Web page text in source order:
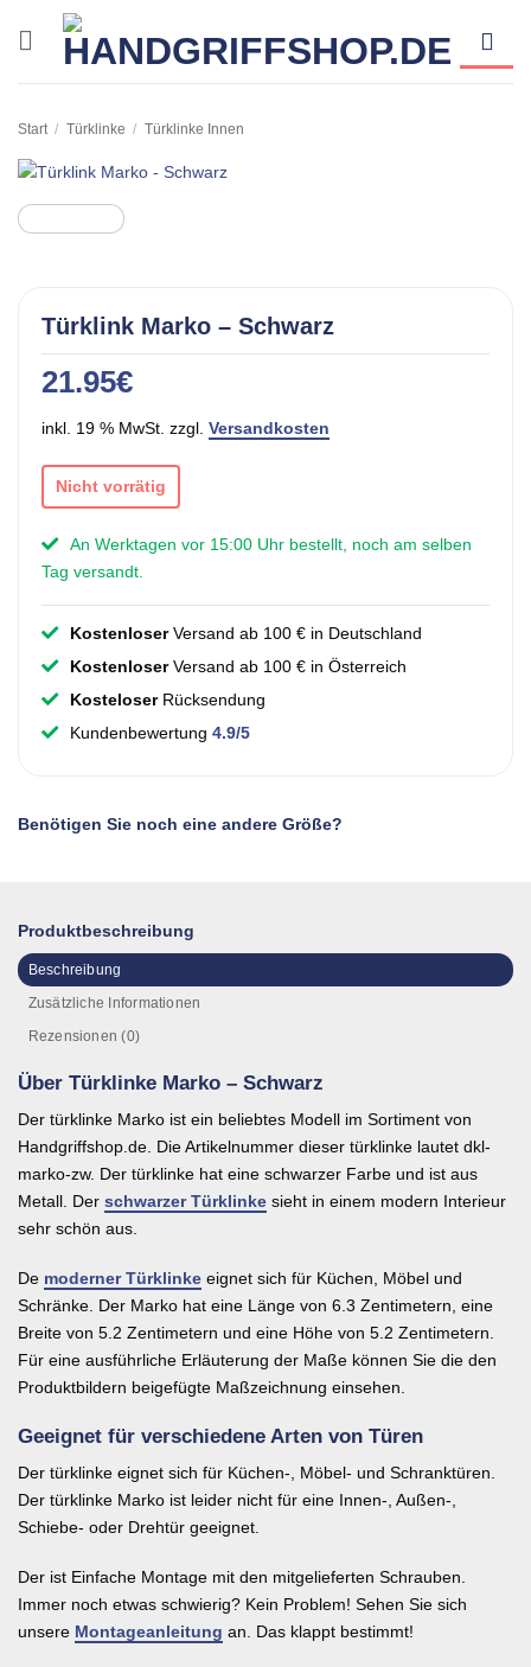
Start / Türklinke / Türklinke Innen
Türklink Marko – Schwarz
21.95€
inkl. 19 % MwSt. zzgl. Versandkosten
Nicht vorrätig
An Werktagen vor 15:00 Uhr bestellt, noch am selben
Tag versandt.
KostenloserVersand ab 100 € in Deutschland
KostenloserVersand ab 100 € in Österreich
Kosteloser Rücksendung
Kundenbewertung 4.9/5
Benötigen Sie noch eine andere Größe?
Produktbeschreibung
Beschreibung
Zusätzliche Informationen
Rezensionen (0)
Über Türklinke Marko – Schwarz
Der türklinke Marko ist ein beliebtes Modell im Sortiment von
Handgriffshop.de. Die Artikelnummer dieser türklinke lautet dkl-
marko-zw. Der türklinke hat eine schwarzer Farbe und ist aus
Metall. Der schwarzer Türklinke sieht in einem modern Interieur
sehr schön aus.
De moderner Türklinke eignet sich für Küchen, Möbel und
Schränke. Der Marko hat eine Länge von 6.3 Zentimetern, eine
Breite von 5.2 Zentimetern und eine Höhe von 5.2 Zentimetern.
Für eine ausführliche Erläuterung der Maße können Sie die den
Produktbildern beigefügte Maßzeichnung einsehen.
Geeignet für verschiedene Arten von Türen
Der türklinke eignet sich für Küchen-, Möbel- und Schranktüren.
Der türklinke Marko ist leider nicht für eine Innen-, Außen-,
Schiebe- oder Drehtür geeignet.
Der ist Einfache Montage mit den mitgelieferten Schrauben.
Immer noch etwas schwierig? Kein Problem! Sehen Sie sich
unsere Montageanleitung an. Das klappt bestimmt!